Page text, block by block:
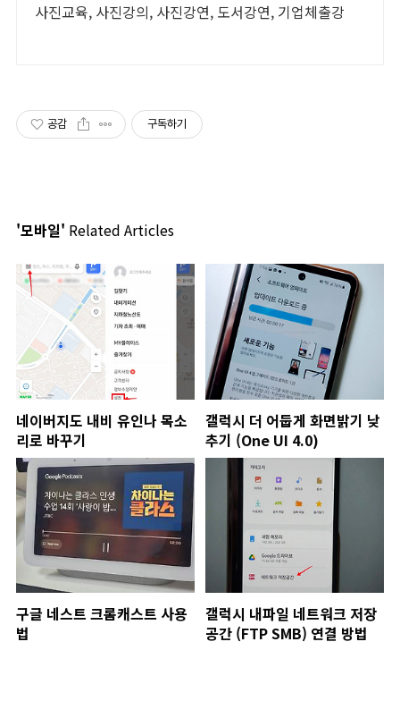
사진교육, 사진강의, 사진강연, 도서강연, 기업체출강
공감 구독하기
'모바일' Related Articles
네이버지도 내비 유인나 목소
리로 바꾸기
갤럭시 더 어둡게 화면밝기 낮
추기 (One UI 4.0)
구글 네스트 크롬캐스트 사용
법
갤럭시 내파일 네트워크 저장
공간 (FTP SMB) 연결 방법